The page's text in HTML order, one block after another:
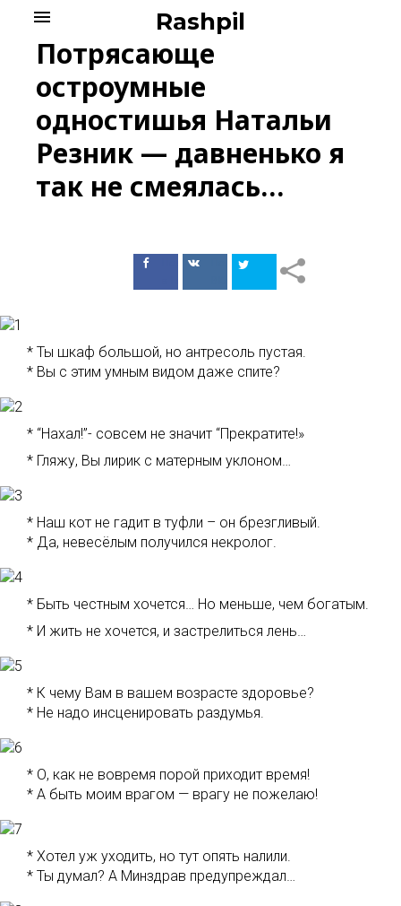
content
Rashpil
menu
Потрясающе
остроумные
одностишья Haтальи
Резник — давненько я
так не смеялась…
ПоделитьсяПоделиться
* Ты шкаф большой, но антресоль пустая.
* Вы с этим умным видом даже спите?
* “Нахал!”- совсем не значит “Прекратите!»
* Гляжу, Вы лирик с матерным уклоном…
* Наш кот не гадит в туфли – он брезгливый.
* Да, невесёлым получился некролог.
* Быть честным хочется… Но меньше, чем богатым.
* И жить не хочется, и застрелиться лень…
* К чему Вам в вашем возрасте здоровье?
* Не надо инсценировать раздумья.
* О, как не вовремя порой приходит время!
* А быть моим врагом — врагу не пожелаю!
* Хотел уж уходить, но тут опять налили.
* Ты думал? А Минздрав предупреждал…